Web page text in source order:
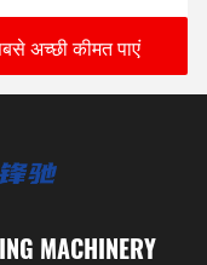
GW-1700L
अच्छी कीमत पाएं
MACHINERY